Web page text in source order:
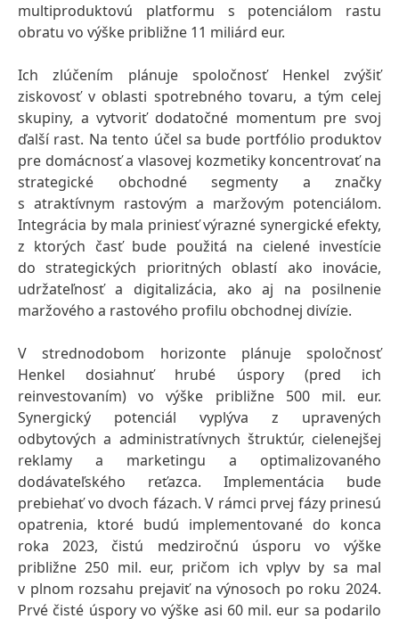
multiproduktovú platformu s potenciálom rastu
obratu vo výške približne 11 miliárd eur.
Ich zlúčením plánuje spoločnosť Henkel zvýšiť
ziskovosť v oblasti spotrebného tovaru, a tým celej
skupiny, a vytvoriť dodatočné momentum pre svoj
ďalší rast. Na tento účel sa bude portfólio produktov
pre domácnosť a vlasovej kozmetiky koncentrovať na
strategické obchodné segmenty a značky
s atraktívnym rastovým a maržovým potenciálom.
Integrácia by mala priniesť výrazné synergické efekty,
z ktorých časť bude použitá na cielené investície
do strategických prioritných oblastí ako inovácie,
udržateľnosť a digitalizácia, ako aj na posilnenie
maržového a rastového profilu obchodnej divízie.
V strednodobom horizonte plánuje spoločnosť
Henkel dosiahnuť hrubé úspory (pred ich
reinvestovaním) vo výške približne 500 mil. eur.
Synergický potenciál vyplýva z upravených
odbytových a administratívnych štruktúr, cielenejšej
reklamy a marketingu a optimalizovaného
dodávateľského reťazca. Implementácia bude
prebiehať vo dvoch fázach. V rámci prvej fázy prinesú
opatrenia, ktoré budú implementované do konca
roka 2023, čistú medziročnú úsporu vo výške
približne 250 mil. eur, pričom ich vplyv by sa mal
v plnom rozsahu prejaviť na výnosoch po roku 2024.
Prvé čisté úspory vo výške asi 60 mil. eur sa podarilo